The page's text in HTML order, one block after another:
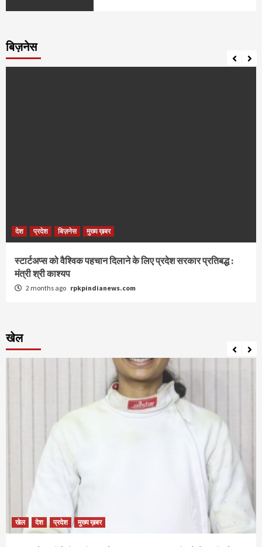
बिज़नेस
देश प्रदेश बिज़नेस मुख्य ख़बर
स्टार्टअप्स को वैश्विक पहचान दिलाने के लिए प्रदेश सरकार प्रतिबद्ध :
मंत्री श्री काश्यप
2 months ago rpkpindianews.com
खेल
खेल देश प्रदेश मुख्य ख़बर